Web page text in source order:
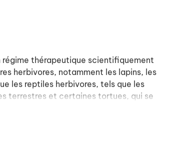
régime thérapeutique scientifiquement
herbivores, notamment les lapins, les
les reptiles herbivores, tels que les
terrestres et certaines tortues, qui se
de maladies chroniques,